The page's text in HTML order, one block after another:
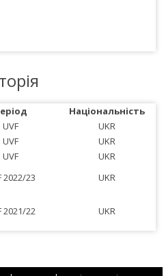
Національність
UVF
UKR
UVF
UKR
UVF
UKR
2022/23
UKR
2021/22 UKR